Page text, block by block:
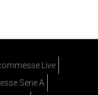
Live
Serie A